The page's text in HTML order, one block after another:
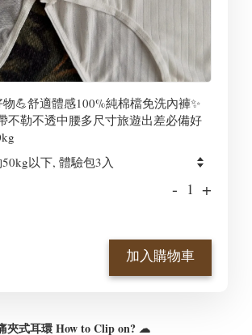
💪舒適體感100%純棉檔免洗內褲✨
不勒不透中腰多尺寸旅遊出差必備好
- +
加入購物車
夾式耳環 How to Clip on? ☁